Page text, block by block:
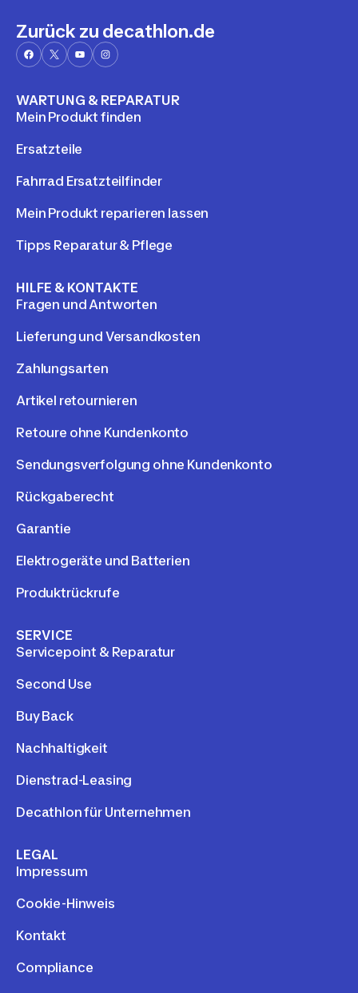
Zurück zu decathlon.de
WARTUNG & REPARATUR
Mein Produkt finden
Ersatzteile
Fahrrad Ersatzteilfinder
Mein Produkt reparieren lassen
Tipps Reparatur & Pflege
HILFE & KONTAKTE
Fragen und Antworten
Lieferung und Versandkosten
Zahlungsarten
Artikel retournieren
Retoure ohne Kundenkonto
Sendungsverfolgung ohne Kundenkonto
Rückgaberecht
Garantie
Elektrogeräte und Batterien
Produktrückrufe
SERVICE
Servicepoint & Reparatur
Second Use
Buy Back
Nachhaltigkeit
Dienstrad-Leasing
Decathlon für Unternehmen
LEGAL
Impressum
Cookie-Hinweis
Kontakt
Compliance